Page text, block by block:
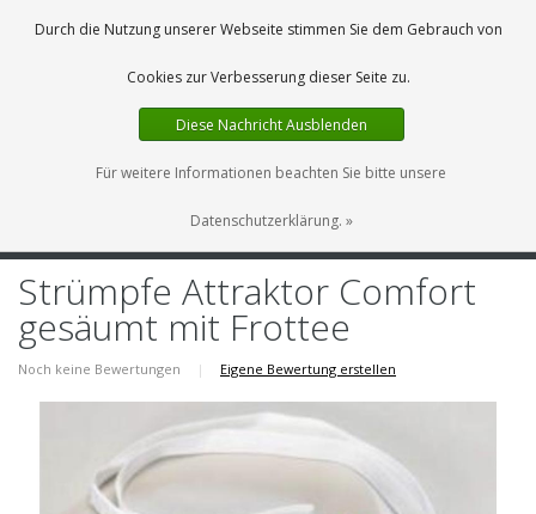
0 Artikel
DE
Strümpfe Attraktor Comfort
gesäumt mit Frottee
Noch keine Bewertungen | Eigene Bewertung erstellen
Durch die Nutzung unserer Webseite stimmen Sie dem Gebrauch von
Cookies zur Verbesserung dieser Seite zu.
Diese Nachricht Ausblenden
Für weitere Informationen beachten Sie bitte unsere
Datenschutzerklärung. »